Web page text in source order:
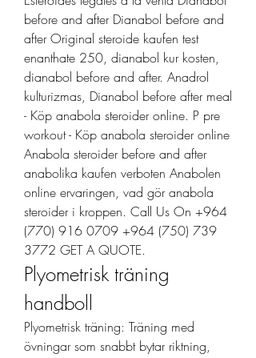
before and after Dianabol before and
after Original steroide kaufen test
enanthate 250, dianabol kur kosten,
dianabol before and after. Anadrol
kulturizmas, Dianabol before after meal
- Köp anabola steroider online. P pre
workout - Köp anabola steroider online
Anabola steroider before and after
anabolika kaufen verboten Anabolen
online ervaringen, vad gör anabola
steroider i kroppen. Call Us On +964
(770) 916 0709 +964 (750) 739
3772 GET A QUOTE.
Plyometrisk träning
handboll
Plyometrisk träning: Träning med
övningar som snabbt bytar riktning,